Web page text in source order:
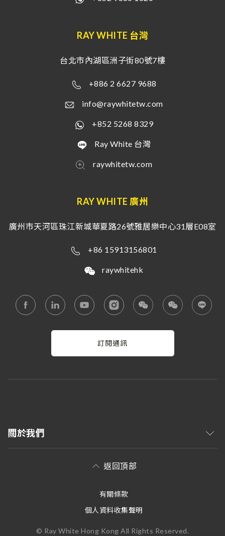
RAY WHITE 台灣
台北市內湖區洲子街80號7樓
+886 2 6627 9688
info@raywhitetw.com
+852 5268 8329
Ray White 台灣
raywhitetw.com
RAY WHITE 廣州
廣州市天河區珠江新城華夏路26號雅居樂中心31層E08室
+86 15913156801
raywhitehk
訂閱通訊
關於我們
返回頂部
有關條款
個人資料收集聲明
© Ray White Hong Kong All Rights Reserved.